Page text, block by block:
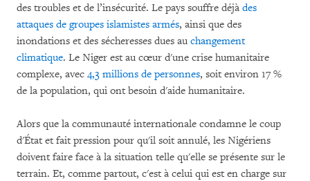
des troubles et de l’insécurité. Le pays souffre déjà des
attaques de groupes islamistes armés, ainsi que des
inondations et des sécheresses dues au changement
climatique. Le Niger est au cœur d'une crise humanitaire
complexe, avec 4,3 millions de personnes, soit environ 17 %
de la population, qui ont besoin d'aide humanitaire.
Alors que la communauté internationale condamne le coup
d'État et fait pression pour qu'il soit annulé, les Nigériens
doivent faire face à la situation telle qu'elle se présente sur le
terrain. Et, comme partout, c'est à celui qui est en charge sur